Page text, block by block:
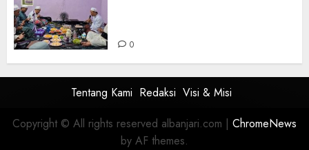
0
Tentang Kami Redaksi Visi & Misi
Copyright © All rights reserved albanjari.com | ChromeNews
by AF themes.